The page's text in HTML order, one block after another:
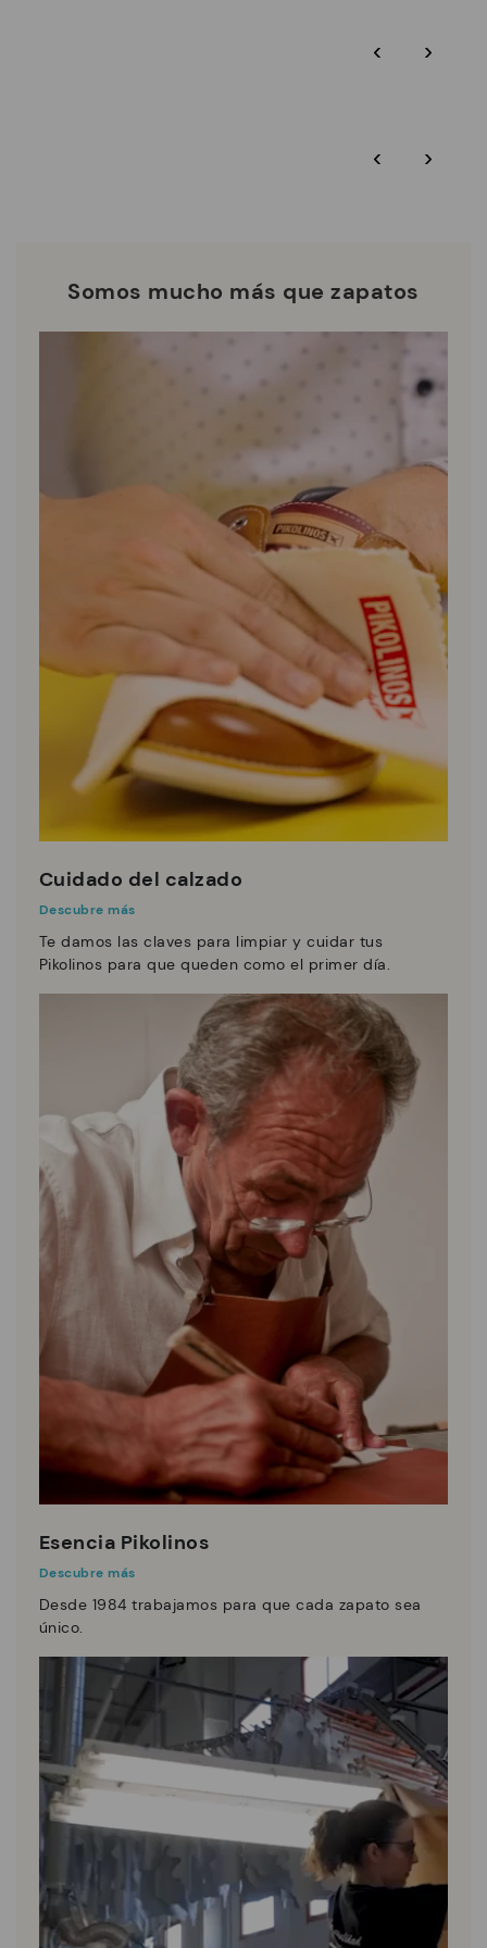
A través de auditorías BSCI certificadas por Amfori,
‹ ›
‹ ›
Somos mucho más que zapatos
Cuidado del calzado
Descubre más
Te damos las claves para limpiar y cuidar tus
Pikolinos para que queden como el primer día.
Esencia Pikolinos
Descubre más
Desde 1984 trabajamos para que cada zapato sea
único.